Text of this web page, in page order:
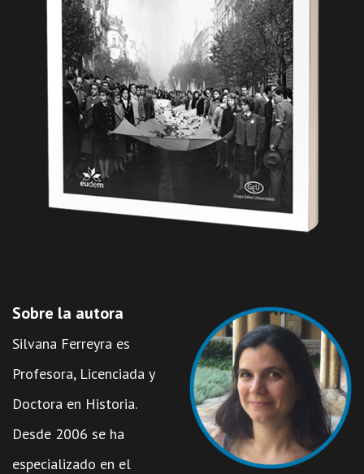
Sobre la autora
Silvana Ferreyra es
Profesora, Licenciada y
Doctora en Historia.
Desde 2006 se ha
especializado en el